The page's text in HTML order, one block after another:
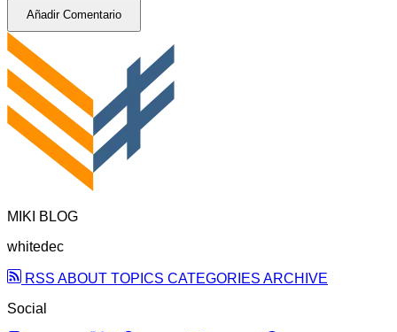
Añadir Comentario
MIKI BLOG
whitedec
RSS ABOUT TOPICS CATEGORIES ARCHIVE
Social